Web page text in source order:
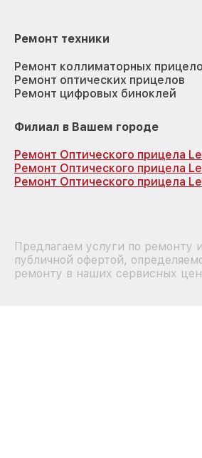
Ремонт техники
Ремонт коллиматорных
Ремонт оптических прицелов
Ремонт цифровых биноклей
Филиал в Вашем городе
Ремонт Оптического прицела
Ремонт Оптического прицела
Ремонт Оптического прицела
Предлагаем услуги по ремонту
публичной офертой,
ремонту в наших сервисных